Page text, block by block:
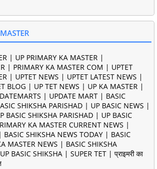
| UP PRIMARY KA MASTER |
| PRIMARY KA MASTER COM | UPTET
| UPTET NEWS | UPTET LATEST NEWS |
BLOG | UP TET NEWS | UP KA MASTER |
| UPDATE MART | BASIC
SHIKSHA PARISHAD | UP BASIC NEWS |
BASIC SHIKSHA PARISHAD | UP BASIC
KA MASTER CURRENT NEWS |
BASIC SHIKSHA NEWS TODAY | BASIC
MASTER NEWS | BASIC SHIKSHA
BASIC SHIKSHA | SUPER TET | प्राइमरी का